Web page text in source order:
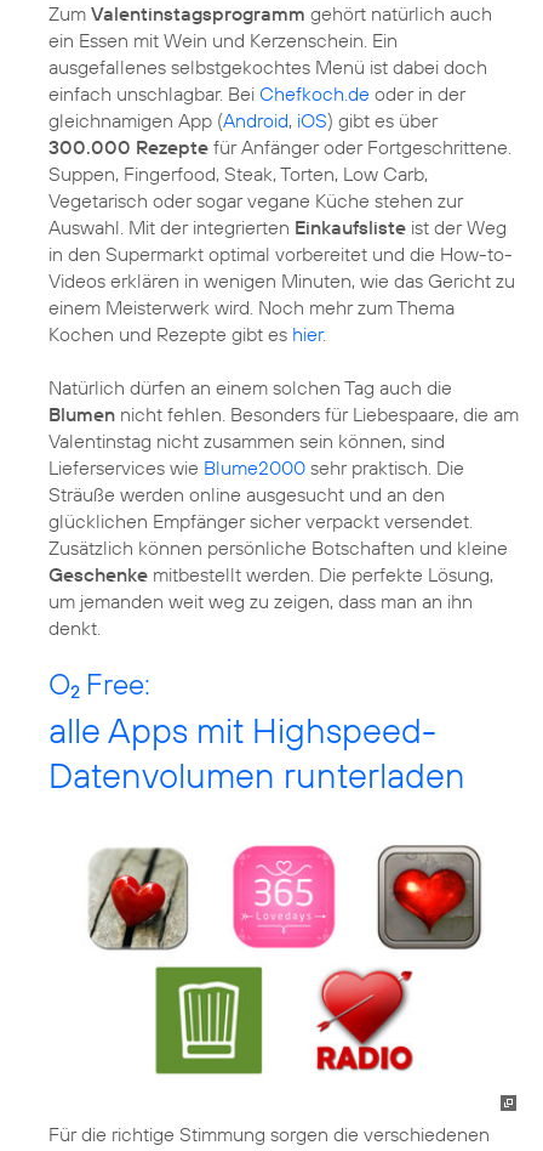
Zum Valentinstagsprogramm gehört natürlich auch
ein Essen mit Wein und Kerzenschein. Ein
ausgefallenes selbstgekochtes Menü ist dabei doch
einfach unschlagbar. Bei Chefkoch.de oder in der
gleichnamigen App (Android, iOS) gibt es über
300.000 Rezepte für Anfänger oder Fortgeschrittene.
Suppen, Fingerfood, Steak, Torten, Low Carb,
Vegetarisch oder sogar vegane Küche stehen zur
Auswahl. Mit der integrierten Einkaufsliste ist der Weg
in den Supermarkt optimal vorbereitet und die How-to-
Videos erklären in wenigen Minuten, wie das Gericht zu
einem Meisterwerk wird. Noch mehr zum Thema
Kochen und Rezepte gibt es hier.
Natürlich dürfen an einem solchen Tag auch die
Blumen nicht fehlen. Besonders für Liebespaare, die am
Valentinstag nicht zusammen sein können, sind
Lieferservices wie Blume2000 sehr praktisch. Die
Sträuße werden online ausgesucht und an den
glücklichen Empfänger sicher verpackt versendet.
Zusätzlich können persönliche Botschaften und kleine
Geschenke mitbestellt werden. Die perfekte Lösung,
um jemanden weit weg zu zeigen, dass man an ihn
denkt.
O2 Free:
alle Apps mit Highspeed-
Datenvolumen runterladen
Für die richtige Stimmung sorgen die verschiedenen